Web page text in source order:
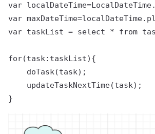
var
var
var taskList = select * from task
for(task:taskList){
    doTask(task);
    updateTaskNextTime(task);